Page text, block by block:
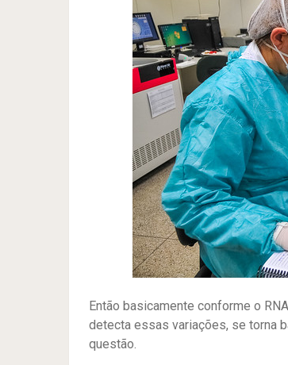
Então basicamente conforme o
detecta essas variações, se torna
questão.